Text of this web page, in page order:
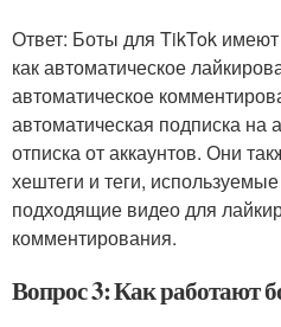
Ответ: Боты для TikTok
как автоматическое
автоматическое
автоматическая подписка на
отписка от аккаунтов. Они
хештеги и теги,
подходящие видео для
комментирования.
Вопрос 3: Как работают